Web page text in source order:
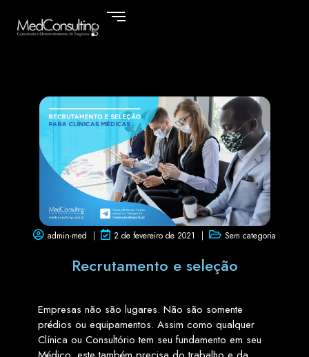
admin-med 2 de fevereiro de 2021 Sem categoria
Recrutamento e seleção
Empresas não são lugares. Não são somente
prédios ou equipamentos. Assim como qualquer
Clínica ou Consultório tem seu fundamento em seu